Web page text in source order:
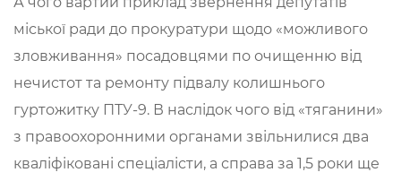
міської ради до прокуратури щодо «можливого
зловживання» посадовцями по очищенню від
нечистот та ремонту підвалу колишнього
гуртожитку ПТУ-9. В наслідок чого від «тяганини»
з правоохоронними органами звільнилися два
кваліфіковані спеціалісти, а справа за 1,5 роки ще